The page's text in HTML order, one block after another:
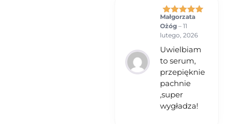
Oceniono
na 5
Małgorzata
Ożóg – 11
lutego, 2026
Uwielbiam
to serum,
przepięknie
pachnie
,super
wygładza!